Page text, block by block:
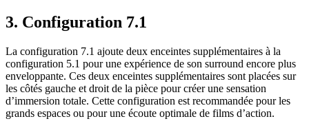
3. Configuration 7.1
La configuration 7.1 ajoute deux enceintes supplémentaires à la
configuration 5.1 pour une expérience de son surround encore plus
enveloppante. Ces deux enceintes supplémentaires sont placées sur
les côtés gauche et droit de la pièce pour créer une sensation
d’immersion totale. Cette configuration est recommandée pour les
grands espaces ou pour une écoute optimale de films d’action.